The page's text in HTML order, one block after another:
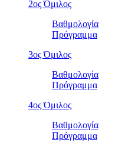
2ος Όμιλος
Βαθμολογία
Πρόγραμμα
3ος Όμιλος
Βαθμολογία
Πρόγραμμα
4ος Όμιλος
Βαθμολογία
Πρόγραμμα